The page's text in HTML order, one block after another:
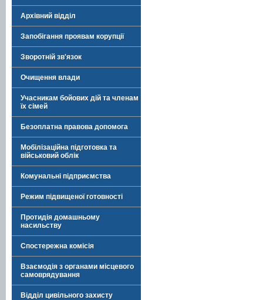
Архівний відділ
Запобігання проявам корупції
Зворотній зв'язок
Очищення влади
Учасникам бойових дій та членам
їх сімей
Безоплатна правова допомога
Мобілізаційна підготовка та
військовий облік
Комунальні підприємства
Режим підвищеної готовності
Протидія домашньому
насильству
Спостережна комісія
Взаємодія з органами місцевого
самоврядування
Відділ цивільного захисту